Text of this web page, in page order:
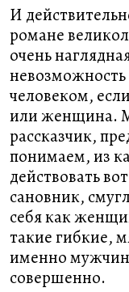
И
романе
очень
человеком,
или женщина.
рассказчик,
понимаем, из
действовать
сановник,
себя как
такие гибкие,
именно
совершенно.